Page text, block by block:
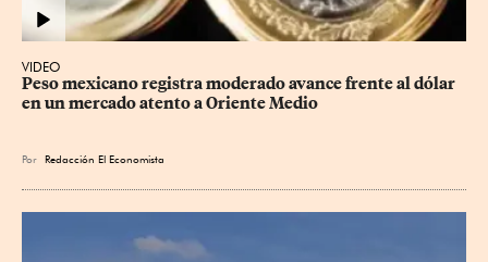
VIDEO
Peso mexicano registra moderado avance frente al dólar
en un mercado atento a Oriente Medio
Por Redacción El Economista